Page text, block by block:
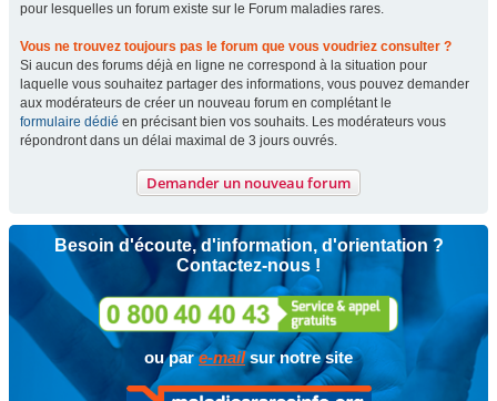
pour lesquelles un forum existe sur le Forum maladies rares.
Vous ne trouvez toujours pas le forum que vous voudriez consulter ?
Si aucun des forums déjà en ligne ne correspond à la situation pour
laquelle vous souhaitez partager des informations, vous pouvez demander
aux modérateurs de créer un nouveau forum en complétant le
formulaire dédié en précisant bien vos souhaits. Les modérateurs vous
répondront dans un délai maximal de 3 jours ouvrés.
Demander un nouveau forum
Besoin d'écoute, d'information, d'orientation ?
Contactez-nous !
ou pare-mailsur notre site